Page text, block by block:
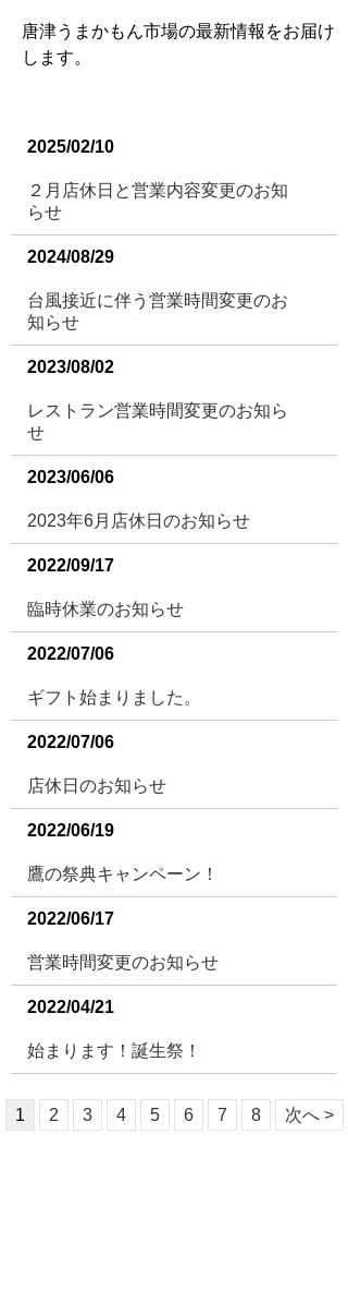
唐津うまかもん市場の最新情報をお届け
します。
2025/02/10
２月店休日と営業内容変更のお知
らせ
2024/08/29
台風接近に伴う営業時間変更のお
知らせ
2023/08/02
レストラン営業時間変更のお知ら
せ
2023/06/06
2023年6月店休日のお知らせ
2022/09/17
臨時休業のお知らせ
2022/07/06
ギフト始まりました。
2022/07/06
店休日のお知らせ
2022/06/19
鷹の祭典キャンペーン！
2022/06/17
営業時間変更のお知らせ
2022/04/21
始まります！誕生祭！
1 2 3 4 5 6 7 8 次へ >